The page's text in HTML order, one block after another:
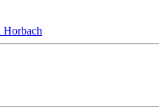
Horbach